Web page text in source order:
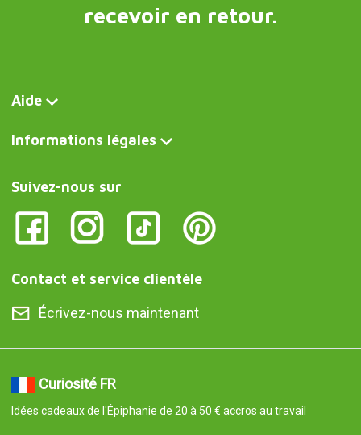
recevoir en retour.
Aide
Informations légales
Suivez-nous sur
Contact et service clientèle
Écrivez-nous maintenant
Curiosité FR
Idées cadeaux de l'Épiphanie de 20 à 50 € accros au travail